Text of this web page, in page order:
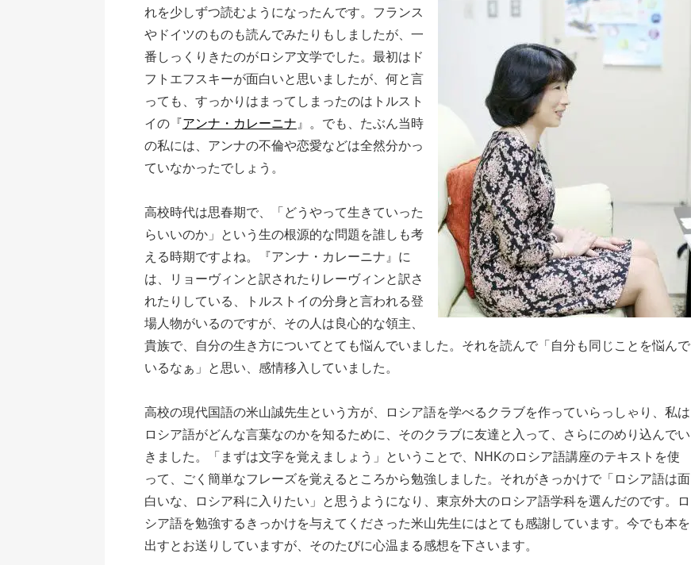
れを少しずつ読むようになったんです。フランス
やドイツのものも読んでみたりもしましたが、一
番しっくりきたのがロシア文学でした。最初はド
フトエフスキーが面白いと思いましたが、何と言
っても、すっかりはまってしまったのはトルスト
イの『アンナ・カレーニナ 』。でも、たぶん当時
の私には、アンナの不倫や恋愛などは全然分かっ
ていなかったでしょう。
高校時代は思春期で、「どうやって生きていった
らいいのか」という生の根源的な問題を誰しも考
える時期ですよね。『アンナ・カレーニナ』に
は、リョーヴィンと訳されたりレーヴィンと訳さ
れたりしている、トルストイの分身と言われる登
場人物がいるのですが、その人は良心的な領主、
貴族で、自分の生き方についてとても悩んでいました。それを読んで「自分も同じことを悩んで
いるなぁ」と思い、感情移入していました。
高校の現代国語の米山誠先生という方が、ロシア語を学べるクラブを作っていらっしゃり、私は
ロシア語がどんな言葉なのかを知るために、そのクラブに友達と入って、さらにのめり込んでい
きました。「まずは文字を覚えましょう」ということで、NHKのロシア語講座のテキストを使
って、ごく簡単なフレーズを覚えるところから勉強しました。それがきっかけで「ロシア語は面
白いな、ロシア科に入りたい」と思うようになり、東京外大のロシア語学科を選んだのです。ロ
シア語を勉強するきっかけを与えてくださった米山先生にはとても感謝しています。今でも本を
出すとお送りしていますが、そのたびに心温まる感想を下さいます。